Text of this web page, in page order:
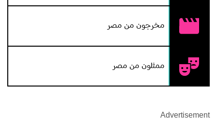
مخرجون من مصر
ممثلون من مصر
Advertisement